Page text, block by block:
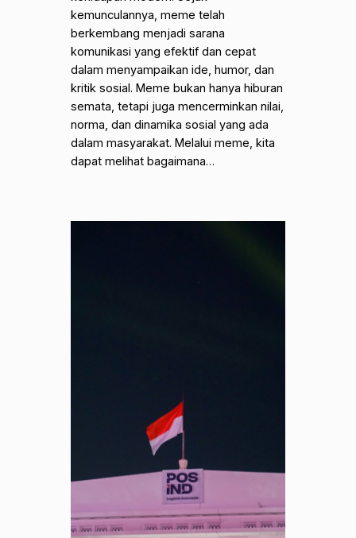
kemunculannya, meme telah
berkembang menjadi sarana
komunikasi yang efektif dan cepat
dalam menyampaikan ide, humor, dan
kritik sosial. Meme bukan hanya hiburan
semata, tetapi juga mencerminkan nilai,
norma, dan dinamika sosial yang ada
dalam masyarakat. Melalui meme, kita
dapat melihat bagaimana…